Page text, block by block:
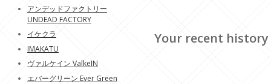
Your recent history
アンデッドファクトリー
UNDEAD FACTORY
イケクラ
IMAKATU
ヴァルケイン ValkeIN
エバーグリーン Ever Green